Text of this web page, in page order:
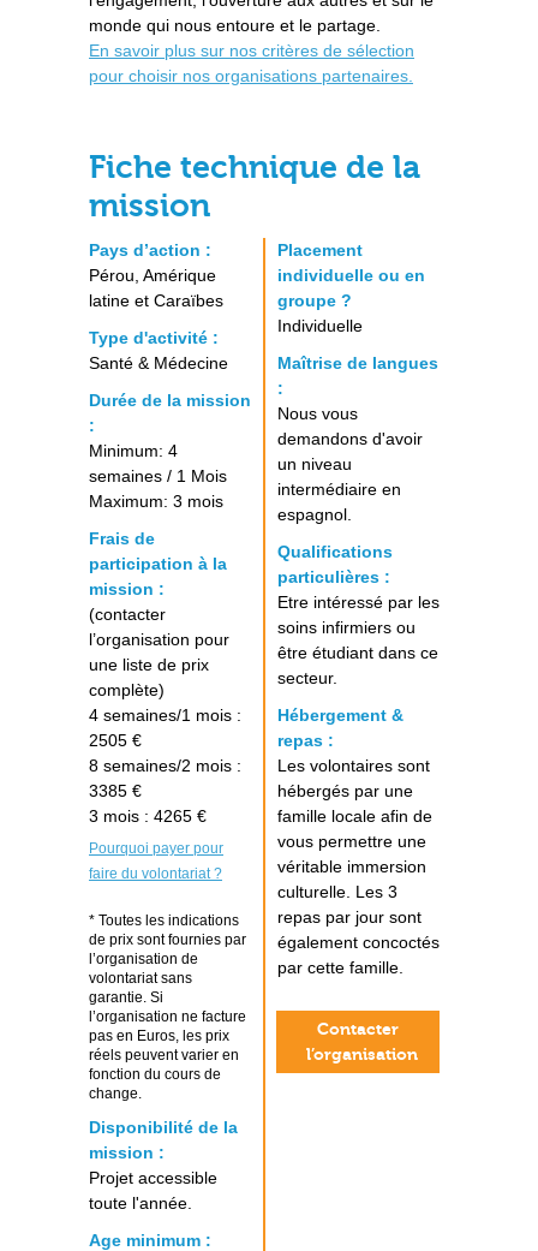
monde qui nous entoure et le partage.
En savoir plus sur nos critères de sélection
pour choisir nos organisations partenaires.
Fiche technique de la
mission
Pays d’action :
Pérou, Amérique
latine et Caraïbes
Type d'activité :
Santé & Médecine
Durée de la mission
:
Minimum: 4
semaines / 1 Mois
Maximum: 3 mois
Frais de
participation à la
mission :
(contacter
l’organisation pour
une liste de prix
complète)
4 semaines/1 mois :
2505 €
8 semaines/2 mois :
3385 €
3 mois : 4265 €
Pourquoi payer pour
faire du volontariat ?
* Toutes les indications
de prix sont fournies par
l’organisation de
volontariat sans
garantie. Si
l’organisation ne facture
pas en Euros, les prix
réels peuvent varier en
fonction du cours de
change.
Disponibilité de la
mission :
Projet accessible
toute l'année.
Age minimum :
Placement
individuelle ou en
groupe ?
Individuelle
Maîtrise de langues
:
Nous vous
demandons d'avoir
un niveau
intermédiaire en
espagnol.
Qualifications
particulières :
Etre intéressé par les
soins infirmiers ou
être étudiant dans ce
secteur.
Hébergement &
repas :
Les volontaires sont
hébergés par une
famille locale afin de
vous permettre une
véritable immersion
culturelle. Les 3
repas par jour sont
également concoctés
par cette famille.
Contacter
l’organisation